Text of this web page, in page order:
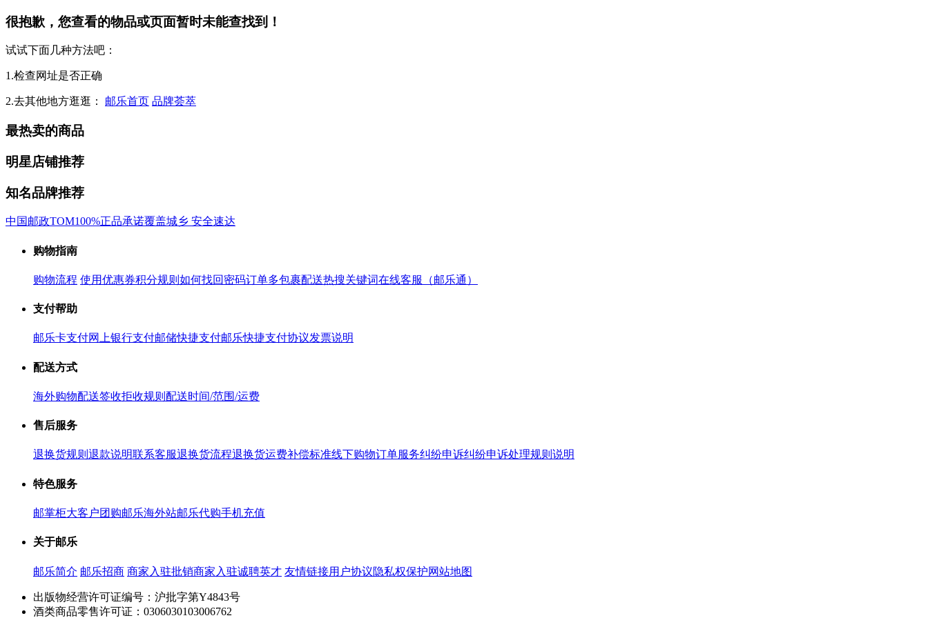
很抱歉，您查看的物品或页面暂时未能查找到！
试试下面几种方法吧：
1.检查网址是否正确
2.去其他地方逛逛： 邮乐首页 品牌荟萃
最热卖的商品
明星店铺推荐
知名品牌推荐
中国邮政TOM100%正品承诺覆盖城乡 安全速达
购物指南
购物流程 使用优惠券积分规则 如何找回密码订单多包裹配送热搜关键词在线客服（邮乐通）
支付帮助
邮乐卡支付网上银行支付邮储快捷支付邮乐快捷支付协议发票说明
配送方式
海外购物配送签收拒收规则 配送时间/范围/运费
售后服务
退换货规则 退款说明联系客服退换货流程退换货运费补偿标准线下购物订单服务纠纷申诉纠纷申诉处理规则说明
特色服务
邮掌柜大客户团购邮乐海外站邮乐代购手机充值
关于邮乐
邮乐简介 邮乐招商 商家入驻批销商家入驻诚聘英才 友情链接用户协议隐私权保护网站地图
出版物经营许可证编号：沪批字第Y4843号
酒类商品零售许可证：0306030103006762